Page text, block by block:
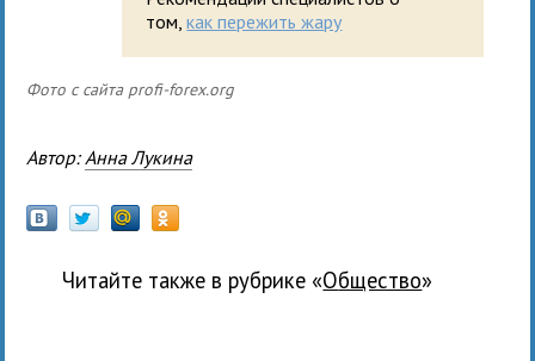
том,как пережить жару
Фото с сайта profi-forex.org
Автор: Анна Лукина
Читайте также в рубрике « общество»